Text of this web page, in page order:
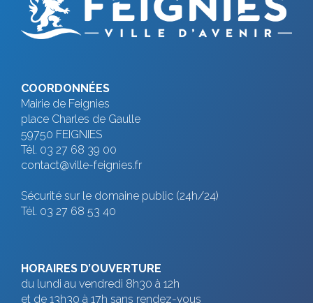
COORDONNÉES
Mairie de Feignies
place Charles de Gaulle
59750 FEIGNIES
Tél. 03 27 68 39 00
contact@ville-feignies.fr
Sécurité sur le domaine public (24h/24)
Tél. 03 27 68 53 40
HORAIRES D’OUVERTURE
du lundi au vendredi 8h30 à 12h
et de 13h30 à 17h sans rendez-vous